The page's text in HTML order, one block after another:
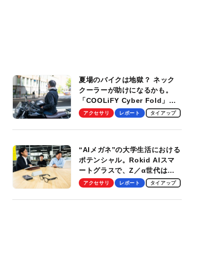
夏場のバイクは地獄？ ネック
クーラーが助けになるかも。
「COOLiFY Cyber Fold」レ
ビュー。冷却の速さ、密着する
性がグッド！
アクセサリ レポート タイアップ
“AIメガネ”の大学生活における
ポテンシャル。Rokid AIスマ
ートグラスで、Z／α世代は何
を見る？ 現役学生起業家、そ
【PR】
アクセサリ レポート タイアップ